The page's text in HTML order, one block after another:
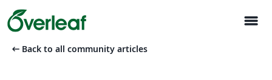
menu
arrow_left_alt Back to all community articles